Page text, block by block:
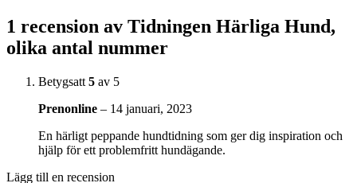
1 recension av Tidningen Härliga Hund,
olika antal nummer
Betygsatt 5 av 5
Prenonline – 14 januari, 2023
En härligt peppande hundtidning som ger dig inspiration och
hjälp för ett problemfritt hundägande.
Lägg till en recension